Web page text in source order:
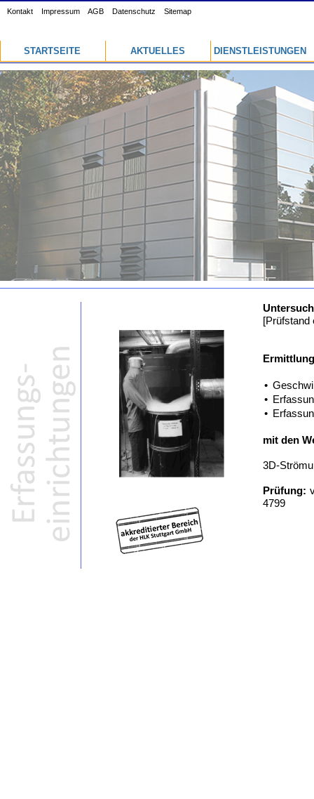
Kontakt Impressum AGB Datenschutz Sitemap
STARTSEITE AKTUELLES DIENSTLEISTUNGEN
[Prüfstand
•
•
•
mit den
3D-
Prüfung:
4799